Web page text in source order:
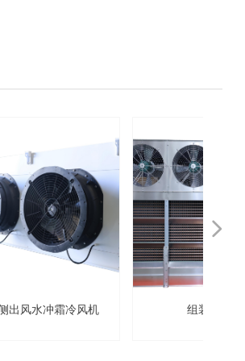
组装式冷风机
넲